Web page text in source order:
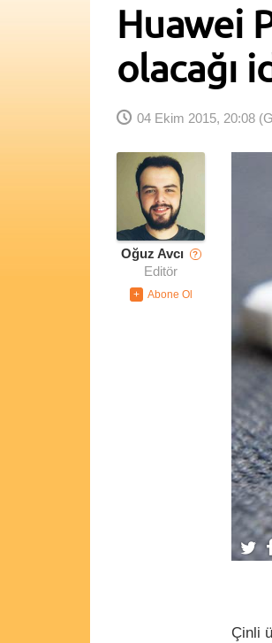
Huawei
olacağı
04 Ekim 2015, 20:08
Oğuz Avcı ?
Editör
Çinli